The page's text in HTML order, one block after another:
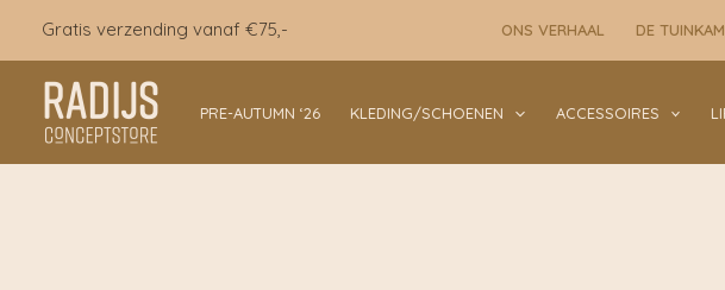
inhoud
Gratis verzending vanaf €75,- ONS VERHAAL DE
PRE-AUTUMN ‘26 KLEDING/SCHOENEN ACCESSOIRES